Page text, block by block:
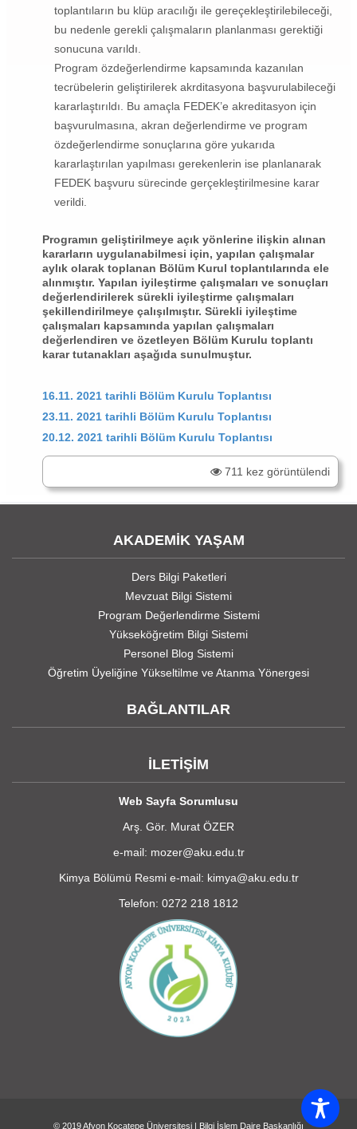
toplantıların bu klüp aracılığı ile gereçekleştirilebileceği,
bu nedenle gerekli çalışmaların planlanması gerektiği
sonucuna varıldı.
Program özdeğerlendirme kapsamında kazanılan
tecrübelerin geliştirilerek akrditasyona başvurulabileceği
kararlaştırıldı. Bu amaçla FEDEK’e akreditasyon için
başvurulmasına, akran değerlendirme ve program
özdeğerlendirme sonuçlarına göre yukarıda
kararlaştırılan yapılması gerekenlerin ise planlanarak
FEDEK başvuru sürecinde gerçekleştirilmesine karar
verildi.
Programın geliştirilmeye açık yönlerine ilişkin alınan
kararların uygulanabilmesi için, yapılan çalışmalar
aylık olarak toplanan Bölüm Kurul toplantılarında ele
alınmıştır. Yapılan iyileştirme çalışmaları ve sonuçları
değerlendirilerek sürekli iyileştirme çalışmaları
şekillendirilmeye çalışılmıştır. Sürekli iyileştime
çalışmaları kapsamında yapılan çalışmaları
değerlendiren ve özetleyen Bölüm Kurulu toplantı
karar tutanakları aşağıda sunulmuştur.
16.11. 2021 tarihli Bölüm Kurulu Toplantısı
23.11. 2021 tarihli Bölüm Kurulu Toplantısı
20.12. 2021 tarihli Bölüm Kurulu Toplantısı
711 kez görüntülendi
AKADEMİK YAŞAM
Ders Bilgi Paketleri
Mevzuat Bilgi Sistemi
Program Değerlendirme Sistemi
Yükseköğretim Bilgi Sistemi
Personel Blog Sistemi
Öğretim Üyeliğine Yükseltilme ve Atanma Yönergesi
BAĞLANTILAR
İLETİŞİM
Web Sayfa Sorumlusu
Arş. Gör. Murat ÖZER
e-mail: mozer@aku.edu.tr
Kimya Bölümü Resmi e-mail: kimya@aku.edu.tr
Telefon: 0272 218 1812
© 2019Afyon Kocatepe Üniversitesi Bilgi İşlem Daire Başkanlığı